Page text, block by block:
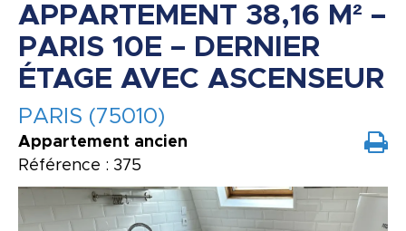
APPARTEMENT 38,16 M² –
PARIS 10E – DERNIER
ÉTAGE AVEC ASCENSEUR
PARIS (75010)
Appartement ancien
Référence : 375